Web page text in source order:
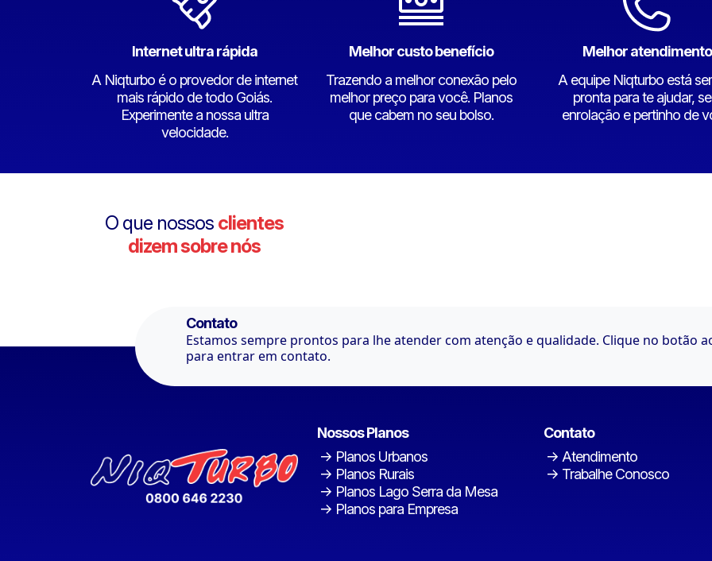
Internet ultra rápida
A Niqturbo é o provedor de internet
mais rápido de todo Goiás.
Experimente a nossa ultra
velocidade.
Melhor custo benefício
Trazendo a melhor conexão pelo
melhor preço para você. Planos
que cabem no seu bolso.
Melhor atendimento
A equipe Niqturbo está
pronta para te ajudar,
enrolação e pertinho de
O que nossos clientes
dizem sobre nós
Contato
Estamos sempre prontos para lhe atender com atenção e qualidade. Clique no botão
para entrar em contato.
Nossos Planos
Planos Urbanos
Planos Rurais
Planos Lago Serra da Mesa
Planos para Empresa
Contato
Atendimento
Trabalhe Conosco